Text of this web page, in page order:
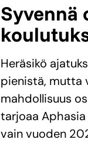
Syvennä
Heräsikö
pienistä, mutta
mahdollisuus
tarjoaa
vain vuoden